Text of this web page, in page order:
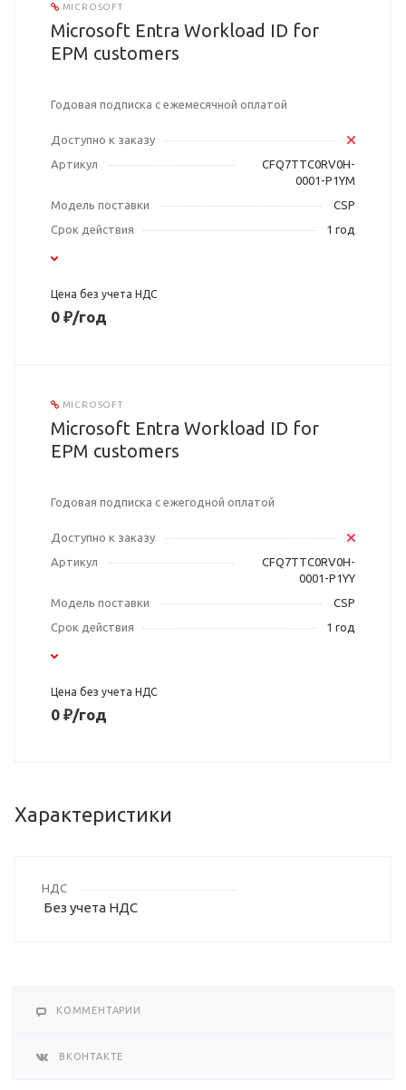
MICROSOFT
Microsoft Entra Workload ID for
EPM customers
Годовая подписка с ежемесячной оплатой
Доступно к заказу
Артикул
CFQ7TTC0RV0H-
0001-P1YM
Модель поставки
CSP
Срок действия
1 год
Цена без учета НДС
0 ₽/год
MICROSOFT
Microsoft Entra Workload ID for
EPM customers
Годовая подписка с ежегодной оплатой
Доступно к заказу
Артикул
CFQ7TTC0RV0H-
0001-P1YY
Модель поставки
CSP
Срок действия
1 год
Цена без учета НДС
0 ₽/год
Характеристики
НДС
Без учета НДС
КОММЕНТАРИИ
ВКОНТАКТЕ